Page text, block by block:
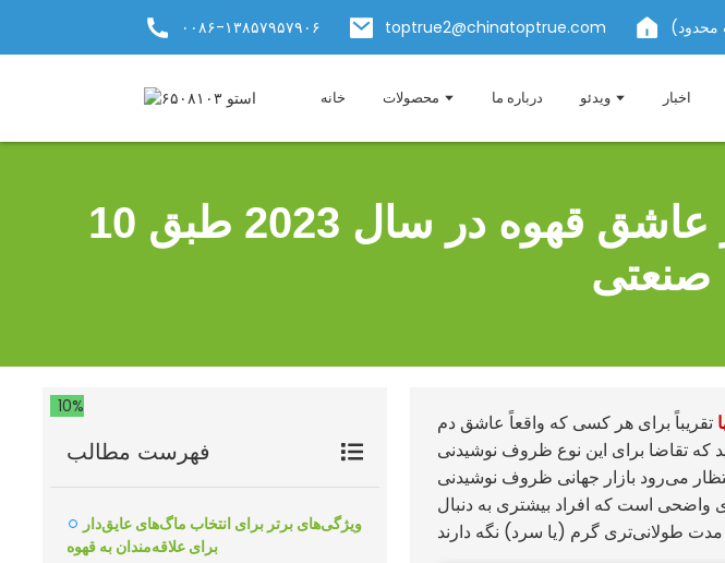
۰۰۸۶-۱۳۸۵۷۹۵۷۹۰۶ toptrue2@chinatoptrue.com محدود)
خانه محصولات درباره ما ویدئو اخبار
10 تا از بهترین ماگ‌های عایق‌دار برای هر عاشق قهوه در سال 2023 طبق
صنعتی
10%
فهرست مطالب
ویژگی‌های برتر برای انتخاب ماگ‌های عایق‌دار
برای علاقه‌مندان به قهوه
تقریباً برای هر کسی که واقعاً عاشق دم
تقاضا برای این نوع ظروف نوشیدنی
می‌رود بازار جهانی ظروف نوشیدنی
تا ۲۰۳۰. این نشانه‌ی واضحی است که افراد بیشتری به دنبال